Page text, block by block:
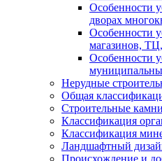
Особенности
дворах
Особенности
магазинов,
Особенности
Нерудные
Общая
Строительные камни
Классификация
Классификация
Ландшафтный
Происхождение и